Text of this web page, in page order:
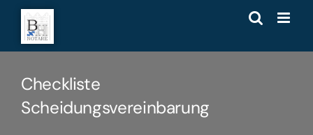
Zum
Inhalt
springen
Checkliste
Scheidungsvereinbarung